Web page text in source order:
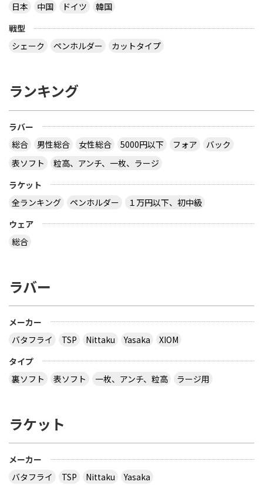
日本
中国 ドイツ
韓国
戦型
シェーク
ペンホルダー カットタイプ
ランキング
ラバー
総合
男性総合 女性総合 5000円以下 フォア
バック
表ソフト
粒高、アンチ、一枚、ラージ
ラケット
全ランキング
ペンホルダー
１万円以下、初中級
ウェア
総合
ラバー
メーカー
バタフライ
TSP Nittaku Yasaka
XIOM
タイプ
裏ソフト
表ソフト 一枚、アンチ、粒高 ラージ用
ラケット
メーカー
バタフライ
TSP Nittaku
Yasaka